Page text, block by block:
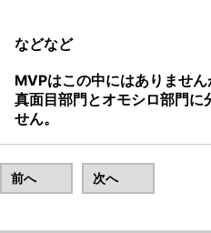
などなど
MVPはこの中にはありません
真面目部門とオモシロ部門に
せん。
前へ 次へ